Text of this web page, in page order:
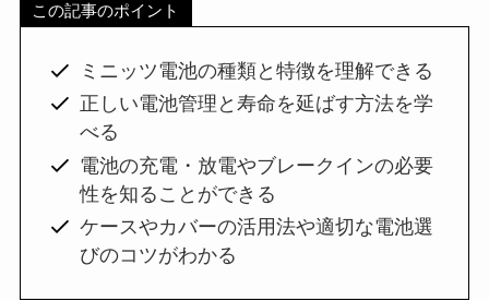
この記事のポイント
ミニッツ電池の種類と特徴を理解できる
正しい電池管理と寿命を延ばす方法を学
べる
電池の充電・放電やブレークインの必要
性を知ることができる
ケースやカバーの活用法や適切な電池選
びのコツがわかる